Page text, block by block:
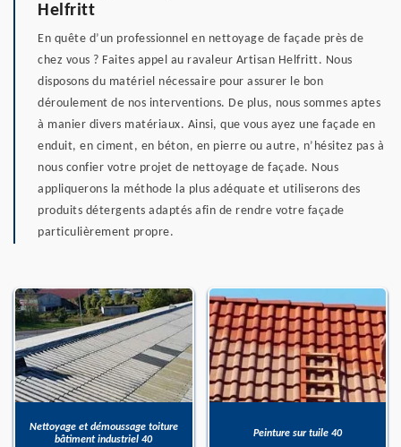
Helfritt
En quête d’un professionnel en nettoyage de façade près de
chez vous ? Faites appel au ravaleur Artisan Helfritt. Nous
disposons du matériel nécessaire pour assurer le bon
déroulement de nos interventions. De plus, nous sommes aptes
à manier divers matériaux. Ainsi, que vous ayez une façade en
enduit, en ciment, en béton, en pierre ou autre, n’hésitez pas à
nous confier votre projet de nettoyage de façade. Nous
appliquerons la méthode la plus adéquate et utiliserons des
produits détergents adaptés afin de rendre votre façade
particulièrement propre.
Nettoyage et démoussage toiture
bâtiment industriel 40
Peinture sur tuile 40